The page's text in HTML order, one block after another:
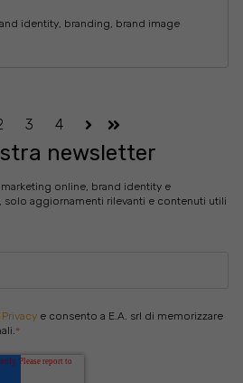
identity branding brand image
3 4
AvantiUltima
newsletter
online, brand identity e
solo aggiornamenti rilevanti e contenuti utili
e consento a E.A. srl di memorizzare
*